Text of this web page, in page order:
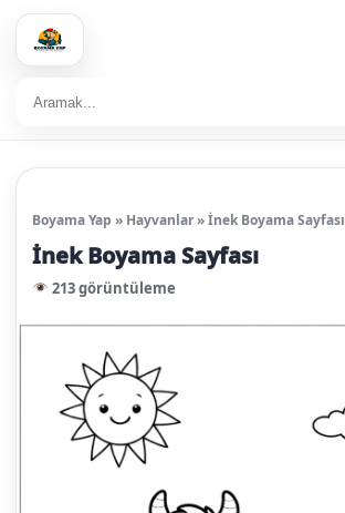
Boyama Yap » Hayvanlar»İnek Boyama Sayfası
İnek Boyama Sayfası
213 görüntüleme